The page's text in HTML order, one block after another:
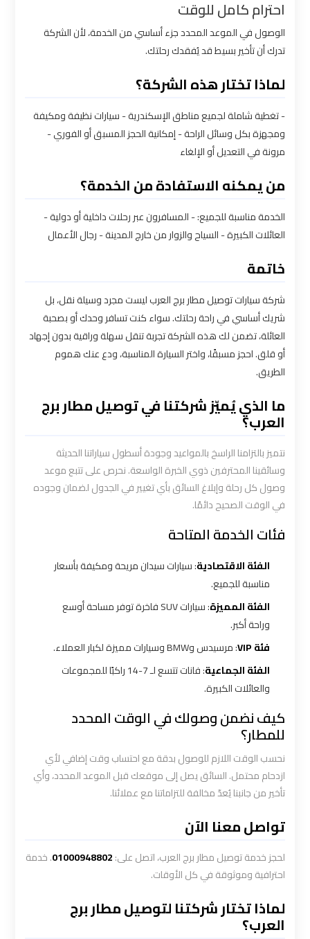
احترام كامل للوقت
الوصول في الموعد المحدد جزء أساسي من الخدمة، لأن الشركة
تدرك أن تأخير بسيط قد يُفقدك رحلتك.
لماذا تختار هذه الشركة؟
- تغطية شاملة لجميع مناطق الإسكندرية - سيارات نظيفة ومكيفة
ومجهزة بكل وسائل الراحة - إمكانية الحجز المسبق أو الفوري -
مرونة في التعديل أو الإلغاء
من يمكنه الاستفادة من الخدمة؟
الخدمة مناسبة للجميع: - المسافرون عبر رحلات داخلية أو دولية -
العائلات الكبيرة - السياح والزوار من خارج المدينة - رجال الأعمال
خاتمة
شركة سيارات توصيل مطار برج العرب ليست مجرد وسيلة نقل، بل
شريك أساسي في راحة رحلتك. سواء كنت تسافر وحدك أو بصحبة
العائلة، تضمن لك هذه الشركة تجربة تنقل سهلة وراقية بدون إجهاد
أو قلق. احجز مسبقًا، واختر السيارة المناسبة، ودع عنك هموم
الطريق.
ما الذي يُميّز شركتنا في توصيل مطار برج
العرب؟
نتميز بالتزامنا الراسخ بالمواعيد وجودة أسطول سياراتنا الحديثة
وسائقينا المحترفين ذوي الخبرة الواسعة. نحرص على تتبع موعد
وصول كل رحلة وإبلاغ السائق بأي تغيير في الجدول لضمان وجوده
في الوقت الصحيح دائمًا.
فئات الخدمة المتاحة
الفئة الاقتصادية: سيارات سيدان مريحة ومكيفة بأسعار
مناسبة للجميع.
الفئة المميزة
: سيارات SUV فاخرة توفر مساحة أوسع
وراحة أكبر.
فئة VIP
: مرسيدس وBMW وسيارات مميزة لكبار العملاء.
الفئة الجماعية
: فانات تتسع لـ 7-14 راكبًا للمجموعات
والعائلات الكبيرة.
كيف نضمن وصولك في الوقت المحدد
للمطار؟
نحسب الوقت اللازم للوصول بدقة مع احتساب وقت إضافي لأي
ازدحام محتمل. السائق يصل إلى موقعك قبل الموعد المحدد، وأي
تأخير من جانبنا يُعدّ مخالفة للتزاماتنا مع عملائنا.
تواصل معنا الآن
لحجز خدمة توصيل مطار برج العرب، اتصل على:01000948802. خدمة
احترافية وموثوقة في كل الأوقات.
لماذا تختار شركتنا لتوصيل مطار برج
العرب؟
شركه
ليموزين
القاهره
ليموزين
اسكندرية
القاهرة
ليموزين
ليموزين
الاسكندرية
القاهرة
ليموزين
الغردقه
ليموزين
الاسكندريه
السويس
ليموزين
الاسكندريه
الأحمر
القاهرة
ليموزين
القاهرة
اسكندرية